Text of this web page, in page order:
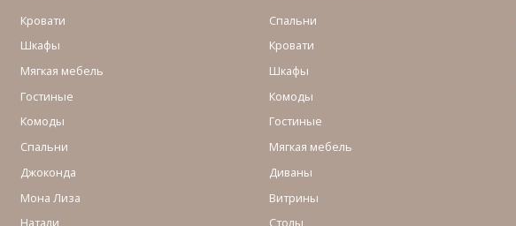
Кровати
Шкафы
Мягкая мебель
Гостиные
Комоды
Cпальни
Джоконда
Мона Лиза
Натали
Спальни
Кровати
Шкафы
Комоды
Гостиные
Мягкая мебель
Диваны
Витрины
Столы